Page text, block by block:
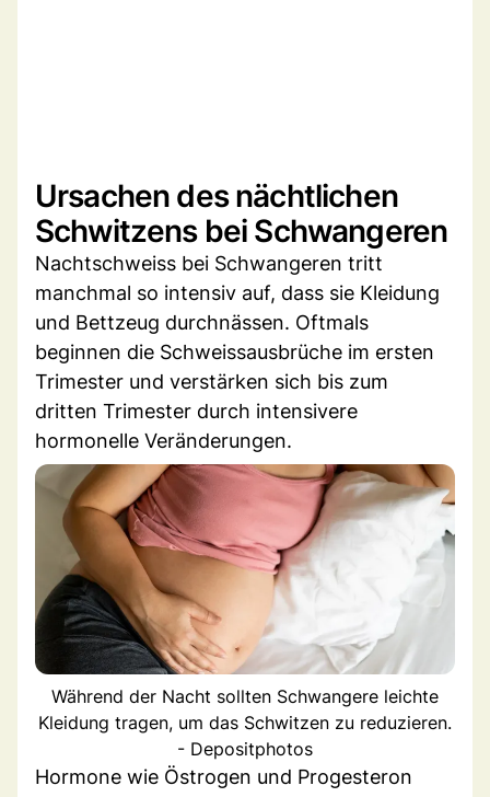
Ursachen des nächtlichen
Schwitzens bei Schwangeren
Nachtschweiss bei Schwangeren tritt
manchmal so intensiv auf, dass sie Kleidung
und Bettzeug durchnässen. Oftmals
beginnen die Schweissausbrüche im ersten
Trimester und verstärken sich bis zum
dritten Trimester durch intensivere
hormonelle Veränderungen.
Während der Nacht sollten Schwangere leichte
Kleidung tragen, um das Schwitzen zu reduzieren.
- Depositphotos
Hormone wie Östrogen und Progesteron